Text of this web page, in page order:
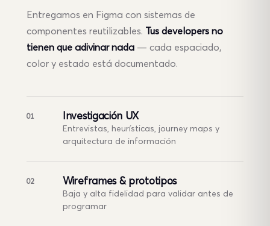
Entregamos en Figma con sistemas de
componentes reutilizables. Tus developers no
tienen que adivinar nada — cada espaciado,
color y estado está documentado.
01 Investigación UX
Entrevistas, heurísticas, journey maps y
arquitectura de información
02 Wireframes & prototipos
Baja y alta fidelidad para validar antes de
programar